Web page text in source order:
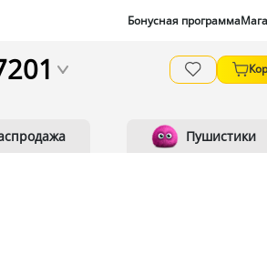
Бонусная программа
Пушистики